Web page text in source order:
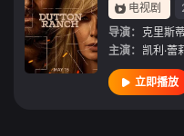
电视剧
导演： 克里斯
主演： 凯利·蕾
立即播放